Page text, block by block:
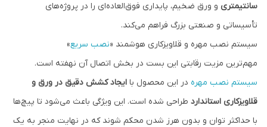
سانتیمتری و ورق ضخیم، پایداری فوق‌العاده‌ای را در پروژه‌های
تأسیساتی و صنعتی بزرگ فراهم می‌کند.
سیستم نصب مهره و قلاویزکاری هوشمند «نصب سریع»
مهم‌ترین مزیت رقابتی این بست در بخش اتصال آن نهفته است.
سیستم نصب مهره در این محصول با ایجاد کشش دقیق در ورق و
قلاویزکاری استاندارد طراحی شده است. این ویژگی باعث می‌شود تا پیچ‌ها
با حداکثر توان و بدون هرز شدن محکم شوند که در نهایت منجر به یک